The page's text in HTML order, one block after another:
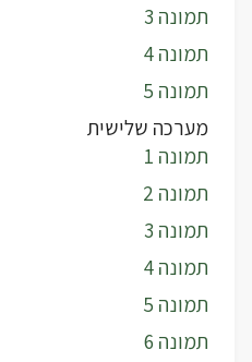
תמונה 3
תמונה 4
תמונה 5
מערכה שלישית
תמונה 1
תמונה 2
תמונה 3
תמונה 4
תמונה 5
תמונה 6